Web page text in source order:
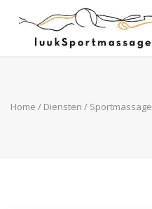
Home / Diensten / Sportmassage